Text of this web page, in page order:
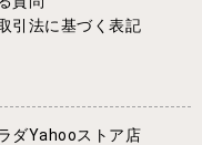
引法に基づく表記
ダYahooストア店